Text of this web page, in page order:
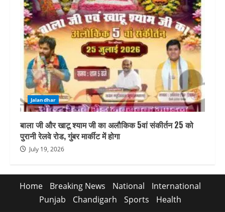
Jalandhar
बाला जी और खाटू श्याम जी का अलौकिक 5वां संकीर्तन 25 को
पुरानी रेलवे रोड, गुंबर मार्कीट में होगा
July 19, 2026
Home Breaking News National
International
Punjab
Chandigarh Sports Health